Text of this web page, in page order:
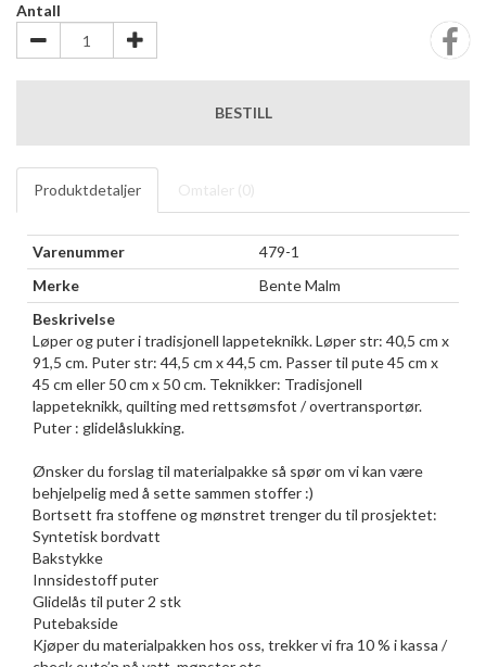
Antall
BESTILL
Produktdetaljer Omtaler (0)
Varenummer
479-1
Merke
Bente Malm
Beskrivelse
Løper og puter i tradisjonell lappeteknikk. Løper str: 40,5 cm x
91,5 cm. Puter str: 44,5 cm x 44,5 cm. Passer til pute 45 cm x
45 cm eller 50 cm x 50 cm. Teknikker: Tradisjonell
lappeteknikk, quilting med rettsømsfot / overtransportør.
Puter : glidelåslukking.
Ønsker du forslag til materialpakke så spør om vi kan være
behjelpelig med å sette sammen stoffer :)
Bortsett fra stoffene og mønstret trenger du til prosjektet:
Syntetisk bordvatt
Bakstykke
Innsidestoff puter
Glidelås til puter 2 stk
Putebakside
Kjøper du materialpakken hos oss, trekker vi fra 10 % i kassa /